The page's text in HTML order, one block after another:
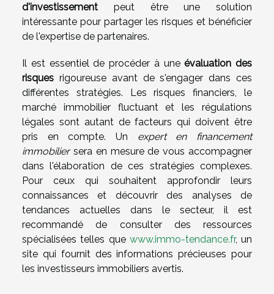
d'investissement peut être une solution
intéressante pour partager les risques et bénéficier
de l'expertise de partenaires.
Il est essentiel de procéder à uneévaluation des
risques rigoureuse avant de s'engager dans ces
différentes stratégies. Les risques financiers, le
marché immobilier fluctuant et les régulations
légales sont autant de facteurs qui doivent être
pris en compte. Un expert en financement
immobiliersera en mesure de vous accompagner
dans l'élaboration de ces stratégies complexes.
Pour ceux qui souhaitent approfondir leurs
connaissances et découvrir des analyses de
tendances actuelles dans le secteur, il est
recommandé de consulter des ressources
spécialisées telles que www.immo-tendance.fr, un
site qui fournit des informations précieuses pour
les investisseurs immobiliers avertis.